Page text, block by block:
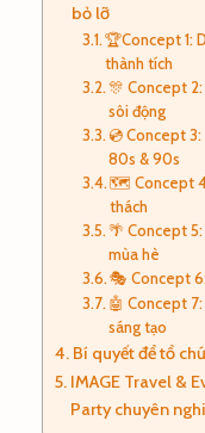
bỏ lỡ
🏆Concept 1:
thành tích
🎊 Concept 2:
sôi động
💿 Concept
80s & 90s
🗺️ Concept
thách
🌴 Concept
mùa hè
🎭 Concept
🤖 Concept
sáng tạo
Bí quyết để tổ
IMAGE Travel &
Party chuyên